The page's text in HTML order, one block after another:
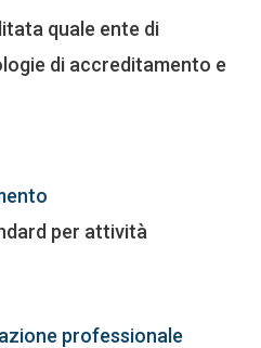
quale ente di
di accreditamento e
per attività
professionale